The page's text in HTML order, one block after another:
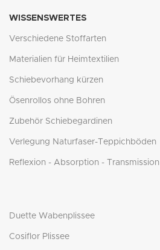
WISSENSWERTES
Verschiedene Stoffarten
Materialien für Heimtextilien
Schiebevorhang kürzen
Ösenrollos ohne Bohren
Zubehör Schiebegardinen
Verlegung Naturfaser-Teppichböden
Reflexion - Absorption - Transmission
Duette Wabenplissee
Cosiflor Plissee